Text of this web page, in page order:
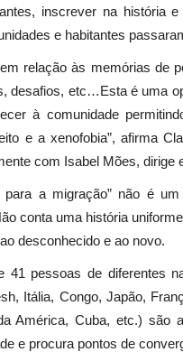
inscrever na história
e habitantes
relação às memórias de
desafios, etc…Esta é uma
à comunidade
e a xenofobia”, afirma
com Isabel Mões, dirige
para a migração” não é
conta uma história
desconhecido e ao novo.
41 pessoas de diferentes
Itália, Congo, Japão,
América, Cuba, etc.) são
e procura pontos de